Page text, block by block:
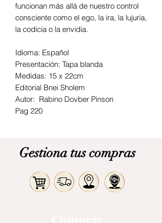
funcionan más allá de nuestro control
consciente como el ego, la ira, la lujuria,
la codicia o la envidia.
Idioma: Español
Presentación: Tapa blanda
Medidas: 15 x 22cm
Editorial Bnei Sholem
Autor: Rabino Dovber Pinson
Pag 220
Gestiona tus compras